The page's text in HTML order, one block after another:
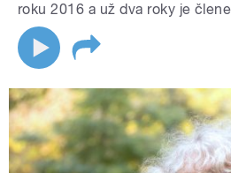
roku 2016 a už dva roky je